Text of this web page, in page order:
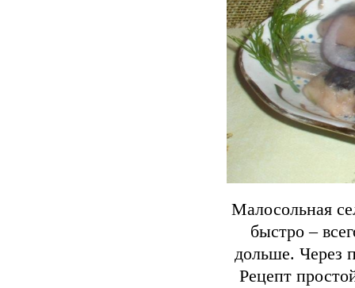
Малосольная
быстро –
дольше. Через
Рецепт